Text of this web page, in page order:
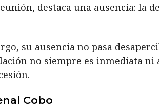
destaca una ausencia: la
su ausencia no pasa
no siempre es inmediata
Cobo